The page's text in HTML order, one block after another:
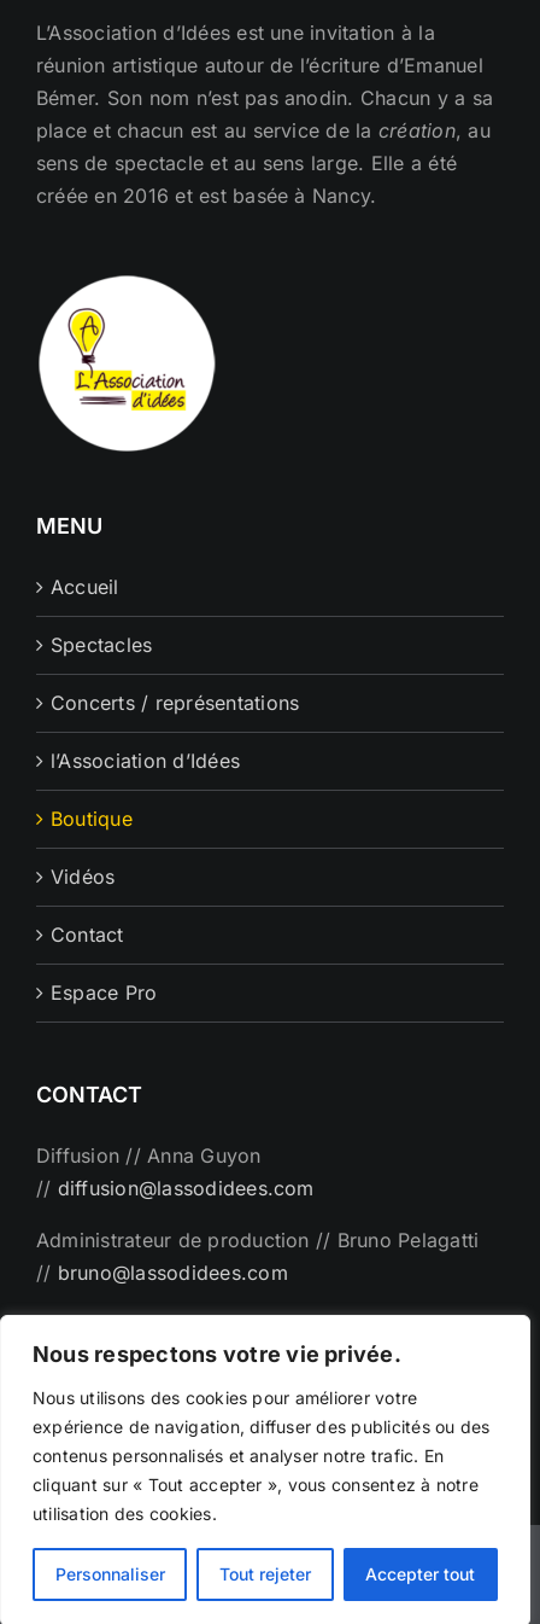
Nous respectons votre vie privée.
Nous utilisons des cookies pour améliorer votre
expérience de navigation, diffuser des publicités ou des
contenus personnalisés et analyser notre trafic. En
cliquant sur « Tout accepter », vous consentez à notre
utilisation des cookies.
Personnaliser Tout rejeter Accepter tout
L’Association d’Idées est une invitation à la
réunion artistique autour de l’écriture d’Emanuel
Bémer. Son nom n’est pas anodin. Chacun y a sa
place et chacun est au service de la création, au
sens de spectacle et au sens large. Elle a été
créée en 2016 et est basée à Nancy.
MENU
Accueil
Spectacles
Concerts / représentations
l’Association d’Idées
Boutique
Vidéos
Contact
Espace Pro
CONTACT
Diffusion // Anna Guyon
// diffusion@lassodidees.com
Administrateur de production // Bruno Pelagatti
// bruno@lassodidees.com
//man@lassodidees.com
emanuelbemer.com -
Mentions légales